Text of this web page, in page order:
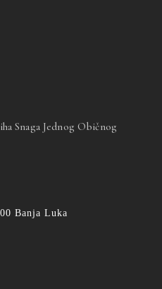
Snaga Jednog Običnog
Banja Luka